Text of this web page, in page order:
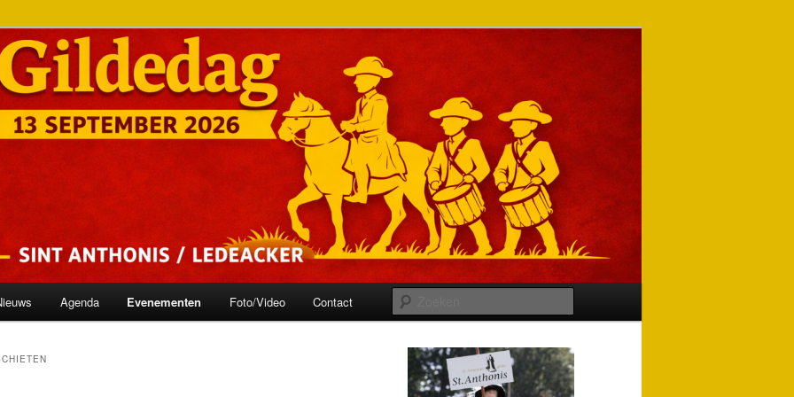
Agenda Evenementen Foto/Video Contact